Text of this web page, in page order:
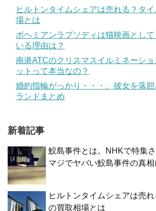
ヒルトンタイムシェアは売れる？タ
場とは
ボヘミアンラプソディは猫映画とし
いる理由は？
南港ATCのクリスマスイルミネーシ
ットって本当なの？
婚約指輪がっかり・・・。彼女を落
ランドまとめ
新着記事
鮫島事件とは。NHKで特集
マジでヤバい鮫島事件の真相
ヒルトンタイムシェアは売
の買取相場とは